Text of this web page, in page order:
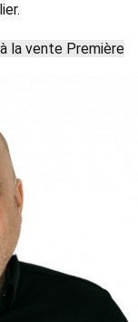
la vente Première